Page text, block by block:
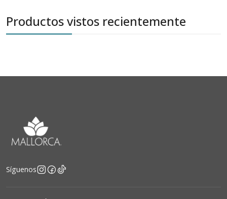
Productos vistos recientemente
Síguenos